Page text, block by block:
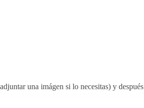
una imágen si lo necesitas) y después